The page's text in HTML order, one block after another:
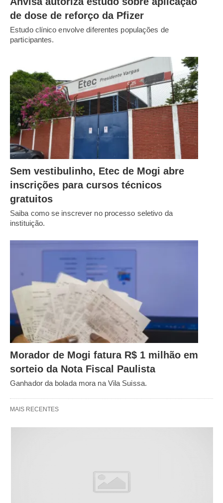
de dose de reforço da Pfizer
Estudo clínico envolve diferentes populações de
participantes.
Sem vestibulinho, Etec de Mogi abre
inscrições para cursos técnicos
gratuitos
Saiba como se inscrever no processo seletivo da
instituição.
Morador de Mogi fatura R$ 1 milhão em
sorteio da Nota Fiscal Paulista
Ganhador da bolada mora na Vila Suissa.
MAIS RECENTES